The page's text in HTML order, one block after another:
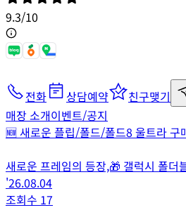
9.3/10
전화 상담예약 친구맺기
매장 소개이벤트/공지
🆕 새로운 플립/폴드/폴드8 울트라 구
새로운 프레임의 등장,🎁 갤럭시 폴
'26.08.04
조회수 17